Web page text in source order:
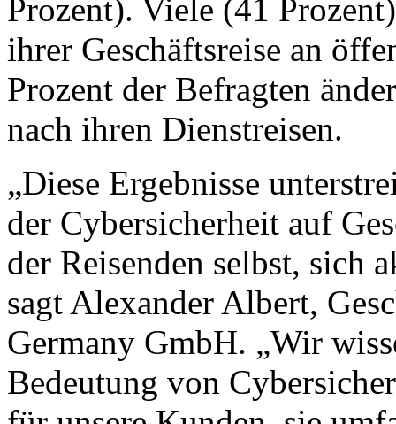
Prozent). Viele (41
ihrer Geschäftsreise an
Prozent der Befragten
nach ihren Dienstreisen.
„Diese Ergebnisse
der Cybersicherheit auf
der Reisenden selbst, sich
sagt Alexander Albert,
Germany GmbH. „Wir
Bedeutung von